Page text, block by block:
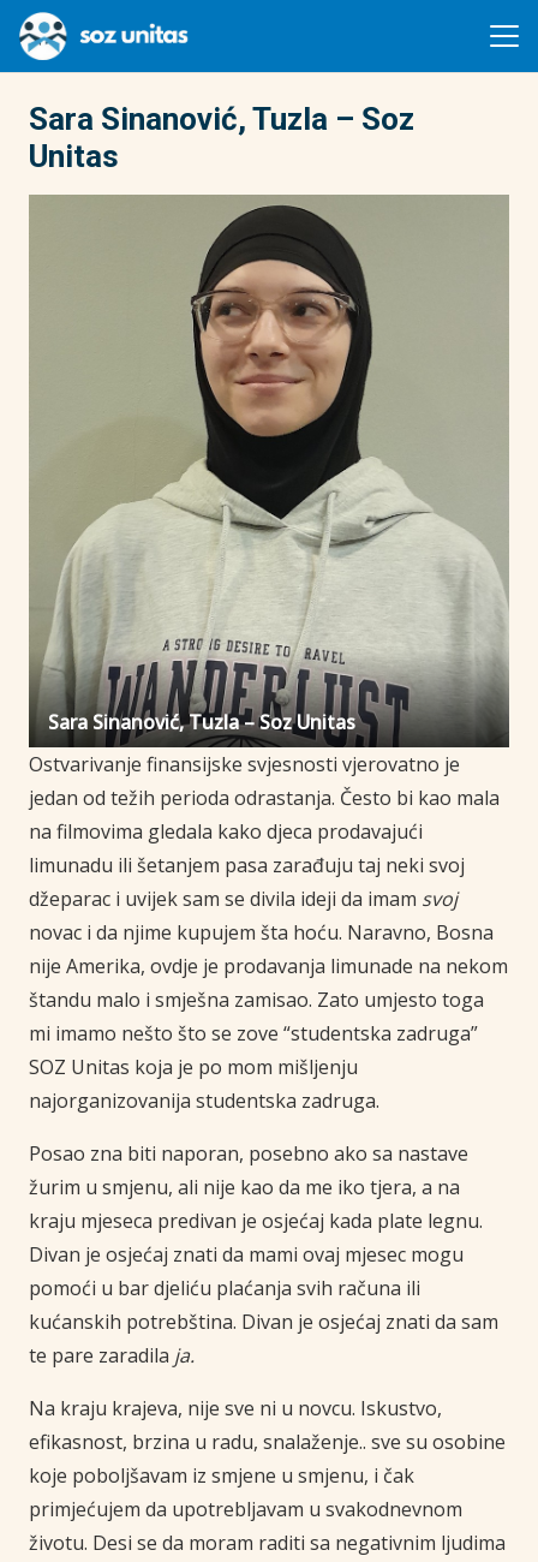
Sara Sinanović, Tuzla – Soz
Unitas
Sara Sinanović, Tuzla – Soz Unitas
Ostvarivanje finansijske svjesnosti vjerovatno je
jedan od težih perioda odrastanja. Često bi kao mala
na filmovima gledala kako djeca prodavajući
limunadu ili šetanjem pasa zarađuju taj neki svoj
džeparac i uvijek sam se divila ideji da imam svoj
novac i da njime kupujem šta hoću. Naravno, Bosna
nije Amerika, ovdje je prodavanja limunade na nekom
štandu malo i smješna zamisao. Zato umjesto toga
mi imamo nešto što se zove “studentska zadruga”
SOZ Unitas koja je po mom mišljenju
najorganizovanija studentska zadruga.
Posao zna biti naporan, posebno ako sa nastave
žurim u smjenu, ali nije kao da me iko tjera, a na
kraju mjeseca predivan je osjećaj kada plate legnu.
Divan je osjećaj znati da mami ovaj mjesec mogu
pomoći u bar djeliću plaćanja svih računa ili
kućanskih potrebština. Divan je osjećaj znati da sam
te pare zaradila ja.
Na kraju krajeva, nije sve ni u novcu. Iskustvo,
efikasnost, brzina u radu, snalaženje.. sve su osobine
koje poboljšavam iz smjene u smjenu, i čak
primjećujem da upotrebljavam u svakodnevnom
životu. Desi se da moram raditi sa negativnim ljudima